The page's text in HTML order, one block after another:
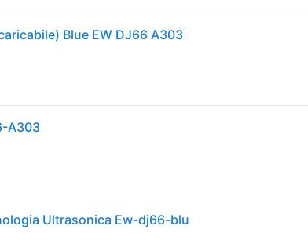
Blue EW DJ66 A303
A303
Ultrasonica Ew-dj66-blu